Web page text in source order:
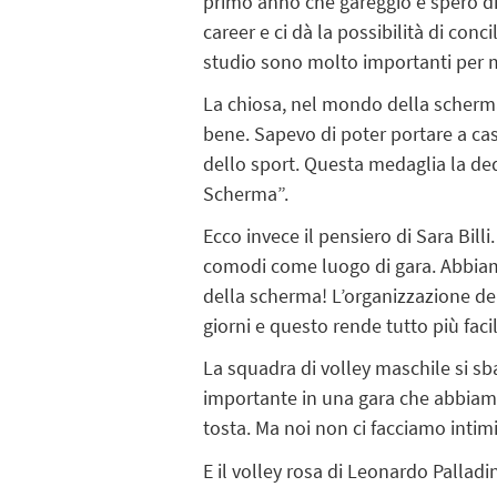
career e ci dà la possibilità di
studio sono molto importanti per
La chiosa, nel mondo della
bene. Sapevo di poter portare a
dello sport. Questa medaglia la
Scherma”.
Ecco invece il pensiero di Sara
comodi come luogo di gara.
della scherma! L’organizzazione
giorni e questo rende tutto più
La squadra di volley maschile si
importante in una gara che
tosta. Ma noi non ci facciamo
E il volley rosa di Leonardo